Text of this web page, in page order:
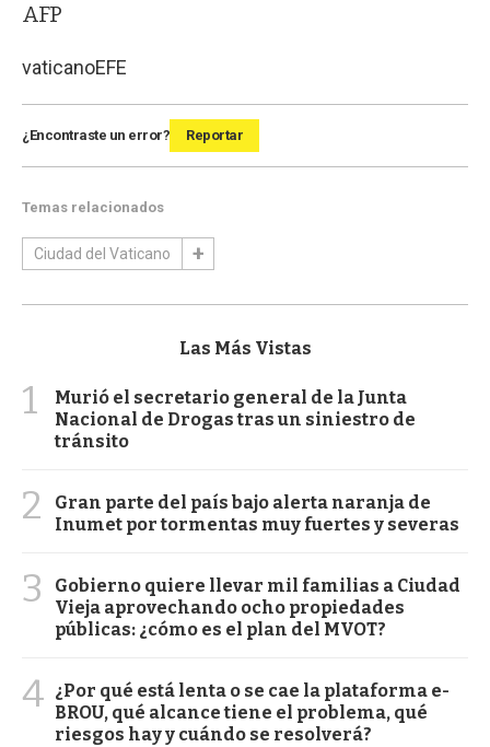
AFP
vaticanoEFE
¿Encontraste un error? Reportar
Temas relacionados
Ciudad del Vaticano
Las Más Vistas
1
Murió el secretario general de la Junta
Nacional de Drogas tras un siniestro de
tránsito
2
Gran parte del país bajo alerta naranja de
Inumet por tormentas muy fuertes y severas
3
Gobierno quiere llevar mil familias a Ciudad
Vieja aprovechando ocho propiedades
públicas: ¿cómo es el plan del MVOT?
4 ¿Por qué está lenta o se cae la plataforma e-
BROU, qué alcance tiene el problema, qué
riesgos hay y cuándo se resolverá?